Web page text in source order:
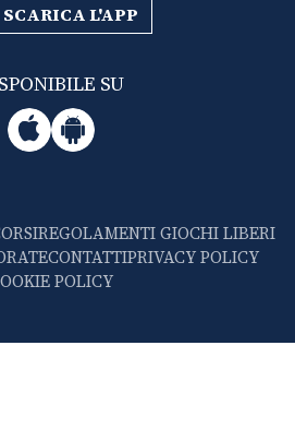
SCARICA L'APP
SU
REGOLAMENTI GIOCHI LIBERI
CONTATTIPRIVACY POLICY
POLICY